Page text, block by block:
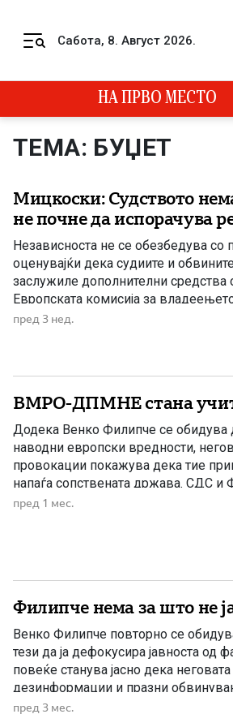
Сабота, 8. Август 2026.
НА ПРВО МЕСТО
ТЕМА: БУЏЕТ
Мицкоски: Судството
не почне да испорачува
Независноста не се обезбедува со
оценувајќи дека судиите и
заслужиле дополнителни
Европската комисија за
спроведените политики, но и
пред 3 нед.
ВМРО-ДПМНЕ стана
Додека Венко Филипче се обидува
наводни европски вредности,
провокации покажува дека тие
напаѓа сопствената држава. СДС и
тетратка со лаги, полувистини и
пред 1 мес.
Филипче нема за што не
Венко Филипче повторно се
тези да ја дефокусира јавноста од
повеќе станува јасно дека
дезинформации и празни
Лажеше дека државата ќе
пред 3 мес.